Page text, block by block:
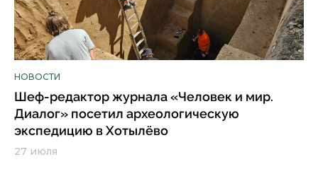
НОВОСТИ
Шеф-редактор журнала «Человек и мир.
Диалог» посетил археологическую
экспедицию в Хотылёво
27 июля